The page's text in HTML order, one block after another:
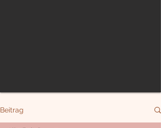
Beitrag